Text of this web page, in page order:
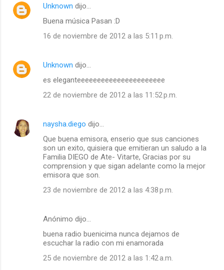
Unknown dijo…
Buena música Pasan :D
16 de noviembre de 2012 a las 5:11 p.m.
Unknown dijo…
es eleganteeeeeeeeeeeeeeeeeeeeee
22 de noviembre de 2012 a las 11:52 p.m.
naysha.diego dijo…
Que buena emisora, enserio que sus canciones
son un exito, quisiera que emitieran un saludo a la
Familia DIEGO de Ate- Vitarte, Gracias por su
comprension y que sigan adelante como la mejor
emisora que son.
23 de noviembre de 2012 a las 4:38 p.m.
Anónimo dijo…
buena radio buenicima nunca dejamos de
escuchar la radio con mi enamorada
25 de noviembre de 2012 a las 1:42 a.m.